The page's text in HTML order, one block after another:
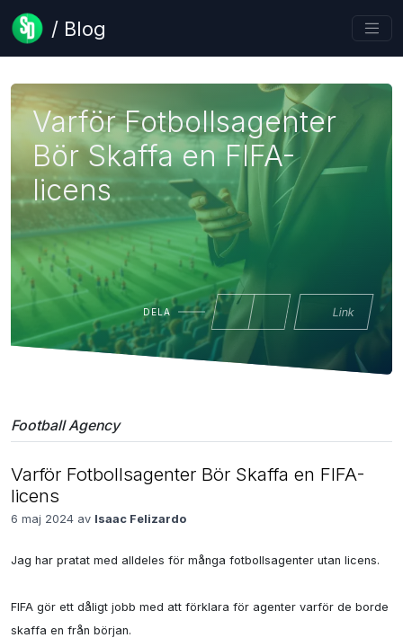
/ Blog
Varför Fotbollsagenter
Bör Skaffa en FIFA-
licens
DELA Link
Football Agency
Varför Fotbollsagenter Bör Skaffa en FIFA-
licens
6 maj 2024 av Isaac Felizardo
Jag har pratat med alldeles för många fotbollsagenter utan licens.
FIFA gör ett dåligt jobb med att förklara för agenter varför de borde
skaffa en från början.